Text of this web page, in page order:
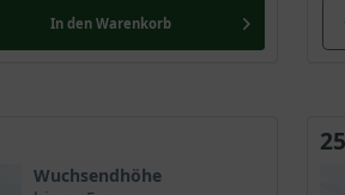
großen Strauch und erscheint durch
In den Warenkorb
Wuchsendhöhe